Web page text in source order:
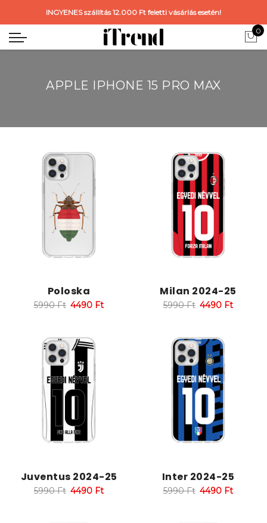
INGYENES szállítás 12.000 Ft feletti vásárlás esetén!
0
APPLE IPHONE 15 PRO MAX
Poloska
5990Ft 4490 Ft
Milan 2024-25
5990Ft 4490 Ft
Juventus 2024-25
5990Ft 4490 Ft
Inter 2024-25
5990Ft 4490 Ft